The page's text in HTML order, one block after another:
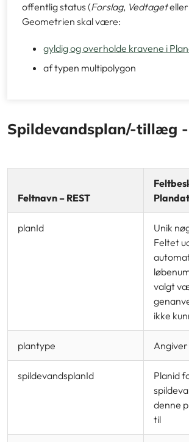
offentlig status (Forslag, Vedtageteller
Geometrien skal være:
gyldig og overholde kravene i
af typen multipolygon
Spildevandsplan/-tillæg -
Feltnavn – REST
planId
Unik
Feltet
valgt
ikke
plantype
spildevandsplanId
Planid
denne
til